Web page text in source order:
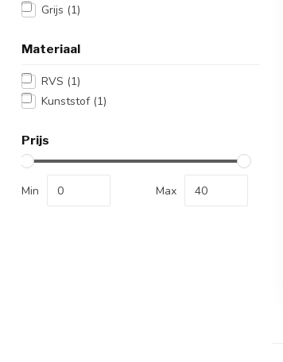
Grijs (1)
Materiaal
RVS (1)
Kunststof (1)
Prijs
Min Max